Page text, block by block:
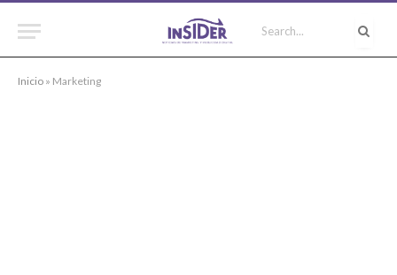
Inicio » Marketing